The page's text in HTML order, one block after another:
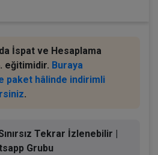
İspat ve Hesaplama
eğitimidir. Buraya
paket hâlinde indirimli
.
Tekrar İzlenebilir |
Grubu